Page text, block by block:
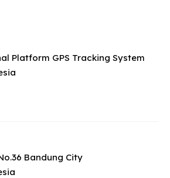
Platform GPS Tracking System
Bandung City